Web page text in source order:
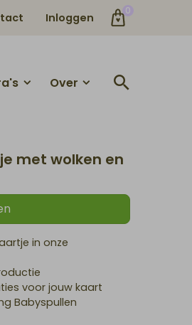
Inloggen 0
Over
met wolken en
in onze
voor jouw kaart
Babyspullen